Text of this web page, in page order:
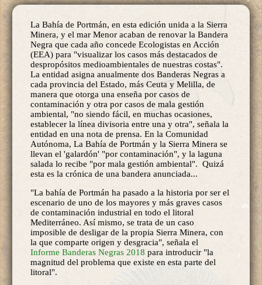
La Bahía de Portmán, en esta edición unida a la Sierra
Minera, y el mar Menor acaban de renovar la Bandera
Negra que cada año concede Ecologistas en Acción
(EEA) para "visualizar los casos más destacados de
despropósitos medioambientales de nuestras costas".
La entidad asigna anualmente dos Banderas Negras a
cada provincia del Estado, más Ceuta y Melilla, de
manera que otorga una enseña por casos de
contaminación y otra por casos de mala gestión
ambiental, "no siendo fácil, en muchas ocasiones,
establecer la línea divisoria entre una y otra", señala la
entidad en una nota de prensa. En la Comunidad
Autónoma, La Bahía de Portmán y la Sierra Minera se
llevan el 'galardón' "por contaminación", y la laguna
salada lo recibe "por mala gestión ambiental". Quizá
esta es la crónica de una bandera anunciada...
"La bahía de Portmán ha pasado a la historia por ser el
escenario de uno de los mayores y más graves casos
de contaminación industrial en todo el litoral
Mediterráneo. Así mismo, se trata de un caso
imposible de desligar de la propia Sierra Minera, con
la que comparte origen y desgracia", señala el
Informe Banderas Negras 2018 para introducir "la
magnitud del problema que existe en esta parte del
litoral".